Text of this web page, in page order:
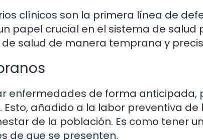
clínicos son la primera línea de
papel crucial en el sistema de salud
salud de manera temprana y
enfermedades de forma anticipada,
añadido a la labor preventiva de
de la población. Es como tener
de que se presenten.